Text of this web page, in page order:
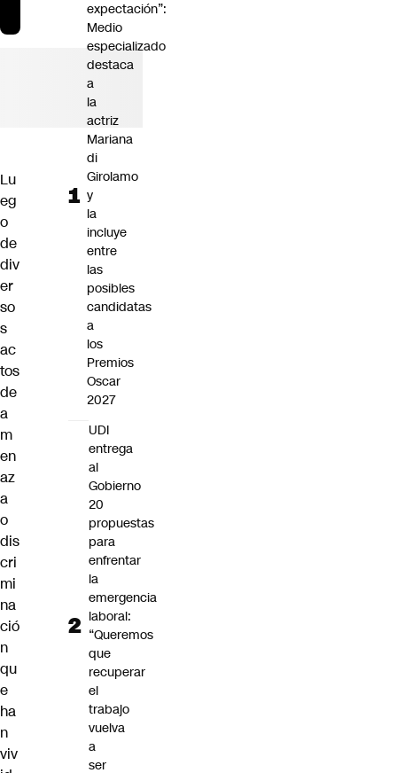
Lu
eg
o
de
div
er
so
s
ac
tos
de
a
m
en
az
a
o
dis
cri
mi
na
ció
n
qu
e
ha
n
viv
expectación”:
Medio
especializado
destaca
a
la
actriz
Mariana
di
Girolamo
y
la
incluye
entre
las
posibles
candidatas
a
los
Premios
Oscar
2027
UDI
entrega
al
Gobierno
20
propuestas
para
enfrentar
la
emergencia
laboral:
“Queremos
que
recuperar
el
trabajo
vuelva
a
ser